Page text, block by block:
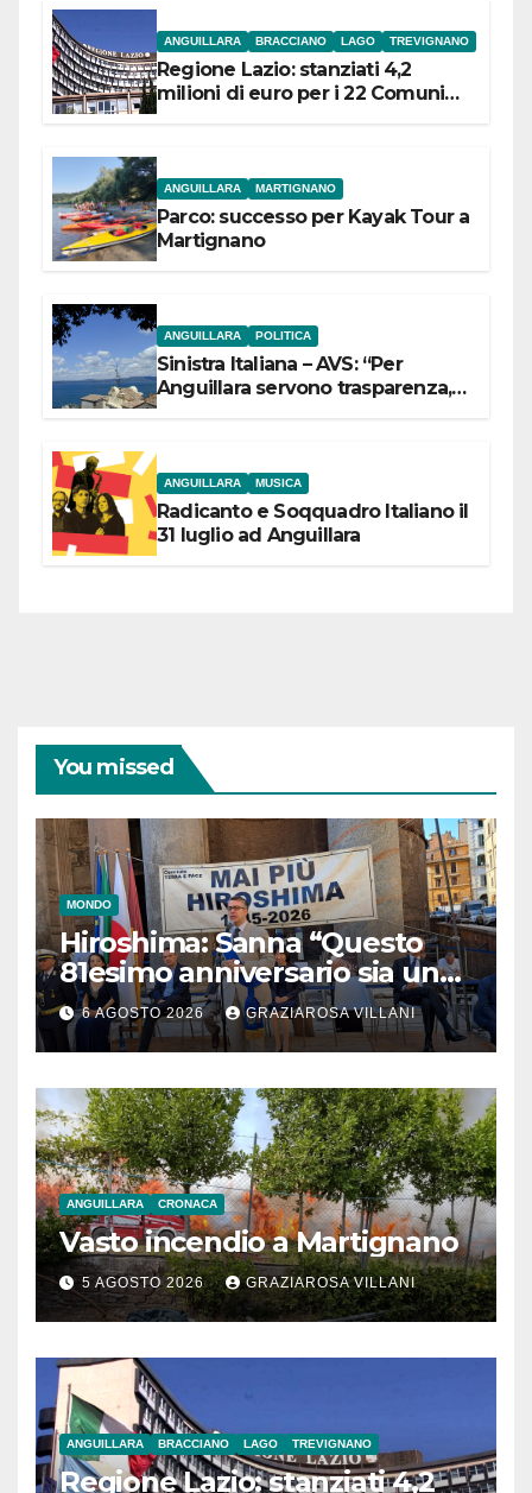
ANGUILLARA BRACCIANO LAGO TREVIGNANO
Regione Lazio: stanziati 4,2
milioni di euro per i 22 Comuni
ANGUILLARA MARTIGNANO
Parco: successo per Kayak Tour a
Martignano
ANGUILLARA POLITICA
Sinistra Italiana – AVS: “Per
Anguillara servono trasparenza,
ANGUILLARA MUSICA
Radicanto e Soqquadro Italiano il
31 luglio ad Anguillara
You missed
MONDO
Hiroshima: Sanna “Questo
81esimo anniversario sia un
monito per tutti”
6 AGOSTO 2026 GRAZIAROSA VILLANI
ANGUILLARA CRONACA
Vasto incendio a Martignano
5 AGOSTO 2026 GRAZIAROSA VILLANI
ANGUILLARA BRACCIANO LAGO TREVIGNANO
Regione Lazio: stanziati 4,2